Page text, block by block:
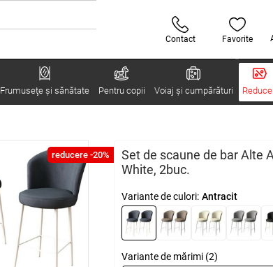
Contact Favorite
Frumuseţe şi sănătate Pentru copii Voiaj și cumpărături
reducere -20%
Set de scaune de bar Alte
White, 2buc.
Variante de culori: Antracit
Variante de mărimi (2)